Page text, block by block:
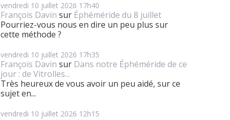
vendredi 10 juillet 2026 17h40
François Davin sur Éphéméride du 8 juillet
Pourriez-vous nous en dire un peu plus sur
cette méthode ?
vendredi 10 juillet 2026 17h35
François Davin sur Dans notre Éphéméride de ce
jour : de Vitrolles...
Très heureux de vous avoir un peu aidé, sur ce
sujet en...
vendredi 10 juillet 2026 12h15